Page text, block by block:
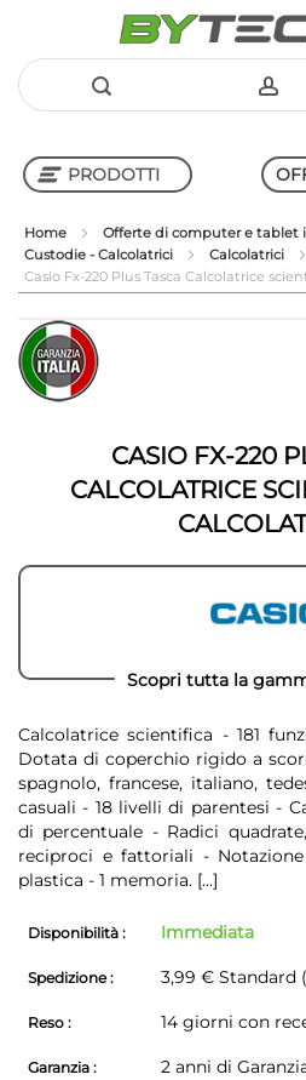
al
PRODOTTI
Shop in Shop
Home
Offerte di computer e tablet
Custodie - Calcolatrici
Calcolatrici
Casio Fx-220 Plus Tasca Calcolatrice
Vai
alla
fine
della
Vai
all'inizio
della
galleria
CASIO FX-220
CALCOLATRICE
Scopri tutta la
Calcolatrice scientifica - 181
Dotata di coperchio rigido a
spagnolo, francese, italiano,
casuali - 18 livelli di parentesi -
di percentuale - Radici
reciproci e fattoriali -
plastica - 1 memoria. [...]
Disponibilità : Immediata
Spedizione : 3,99 € Standard
Reso : 14 giorni con
Garanzia : 2 anni di